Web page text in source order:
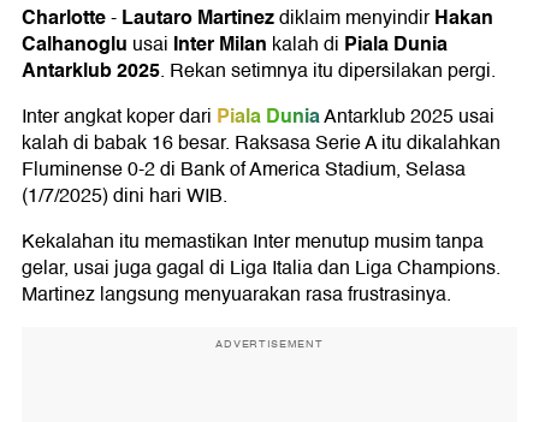
Charlotte-Lautaro Martinezdiklaim menyindirHakan
Calhanoglu usai Inter Milan kalah di Piala Dunia
Antarklub 2025. Rekan setimnya itu dipersilakan pergi.
Inter angkat koper dari Piala DuniaAntarklub 2025 usai
kalah di babak 16 besar. Raksasa Serie A itu dikalahkan
Fluminense 0-2 di Bank of America Stadium, Selasa
(1/7/2025) dini hari WIB.
Kekalahan itu memastikan Inter menutup musim tanpa
gelar, usai juga gagal di Liga Italia dan Liga Champions.
Martinez langsung menyuarakan rasa frustrasinya.
ADVERTISEMENT